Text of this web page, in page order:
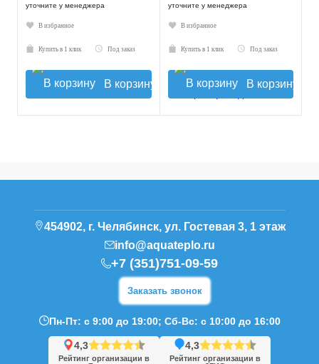
уточните у менеджера
В избранное
Купить в 1 клик Под заказ
В корзину
уточните у менеджера
В избранное
Купить в 1 клик Под заказ
В корзину
454902, г. Челябинск, ул. Гостевая 3, 1 этаж
info@aquateplo.ru
+7 (351)751-09-59
Заказать звонок
Пн-Пт: с 9:00 до 19:00; Сб-Вс: с 10:00 до 16:00
4,3
Рейтинг организации в
4,3
Рейтинг организации в